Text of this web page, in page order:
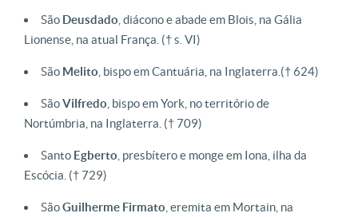
São Deusdado , diácono e abade em Blois, na Gália
Lionense, na atual França. († s. VI)
São Melito , bispo em Cantuária, na Inglaterra.(† 624)
SãoVilfredo , bispo em York, no território de
Nortúmbria, na Inglaterra. († 709)
Santo Egberto , presbítero e monge em Iona, ilha da
Escócia. († 729)
SãoGuilherme Firmato , eremita em Mortain, na